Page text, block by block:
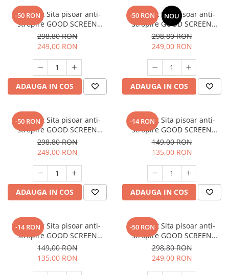
-50 RON
SET: 12 x Sita pisoar anti-
stropire GOOD SCREEN
PROScent 60+, Melon
298,80 RON
249,00 RON
ADAUGA IN COS
-50 RON NOU
SET: 12 x Sita pisoar anti-
stropire GOOD SCREEN
PROScent 60+, Fresh Breeze
298,80 RON
249,00 RON
ADAUGA IN COS
-50 RON
SET: 12 x Sita pisoar anti-
stropire GOOD SCREEN
PROScent 60+, Purple Berry
298,80 RON
249,00 RON
ADAUGA IN COS
-14 RON
SET: 10 x Sita pisoar anti-
stropire GOOD SCREEN
PowerFresh 30+, Melon
149,00 RON
135,00 RON
ADAUGA IN COS
-14 RON
SET: 10 x Sita pisoar anti-
stropire GOOD SCREEN
PowerFresh 30+, Purple Berry
149,00 RON
135,00 RON
-50 RON
SET: 12 x Sita pisoar anti-
stropire GOOD SCREEN
PROScent 60+, Lavender
298,80 RON
249,00 RON